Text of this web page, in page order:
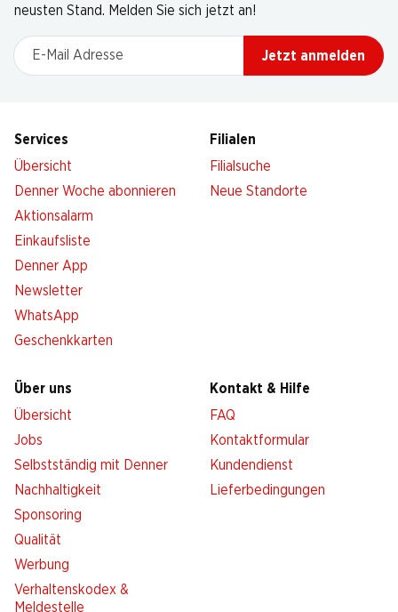
neusten Stand. Melden Sie sich jetzt an!
E-Mail Adresse
Jetzt anmelden
Services
Übersicht
Denner Woche abonnieren
Aktionsalarm
Einkaufsliste
Denner App
Newsletter
WhatsApp
Geschenkkarten
Filialen
Filialsuche
Neue Standorte
Über uns
Übersicht
Jobs
Selbstständig mit Denner
Nachhaltigkeit
Sponsoring
Qualität
Werbung
Verhaltenskodex &
Meldestelle
Kontakt & Hilfe
FAQ
Kontaktformular
Kundendienst
Lieferbedingungen